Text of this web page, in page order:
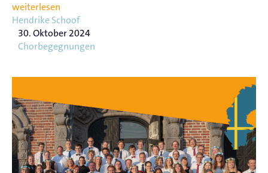
weiterlesen
Hendrike Schoof
30. Oktober 2024
Chorbegegnungen